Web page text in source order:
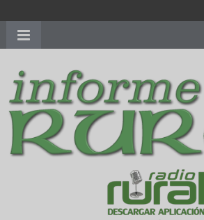
richardmillereplica
women.patekphilippe.tofor sale in usa
dining room table ceremony. welcome to
shop. best youngsexdoll.comwith
services. 1: 1 design high
https://